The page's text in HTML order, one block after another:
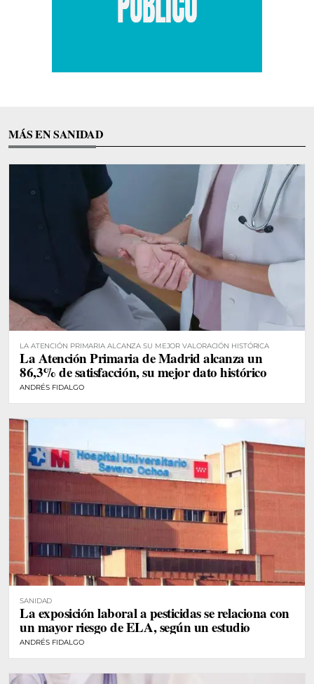
MÁS EN SANIDAD
LA ATENCIÓN PRIMARIA ALCANZA SU MEJOR VALORACIÓN HISTÓRICA
La Atención Primaria de Madrid alcanza un
86,3% de satisfacción, su mejor dato histórico
ANDRÉS FIDALGO
SANIDAD
La exposición laboral a pesticidas se relaciona con
un mayor riesgo de ELA, según un estudio
ANDRÉS FIDALGO